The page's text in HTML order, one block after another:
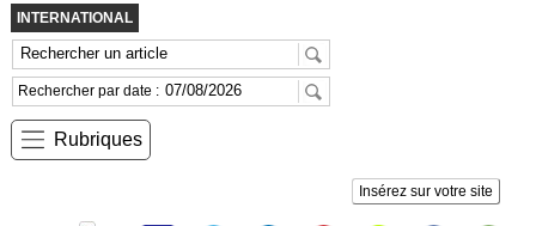
TvLocale
France
Accueil
RUBRIQUES
INTERNATIONAL
Rechercher par date :
Rubriques
Insérez sur votre site